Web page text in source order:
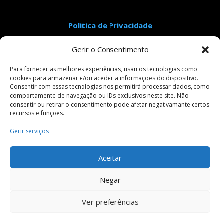
Gerir o Consentimento
Para fornecer as melhores experiências, usamos tecnologias como
cookies para armazenar e/ou aceder a informações do dispositivo.
Consentir com essas tecnologias nos permitirá processar dados, como
comportamento de navegação ou IDs exclusivos neste site. Não
consentir ou retirar o consentimento pode afetar negativamante certos
recursos e funções.
Gerir serviços
Aceitar
Negar
Ver preferências
Politica de Privacidade
Aviso Legal
Condições Gerais de Venda
Livro de Reclamações
Pagamentos Seguros
Siga-nos em: